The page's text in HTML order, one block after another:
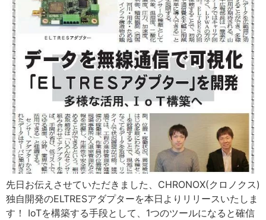
先日お伝えさせていただきました、CHRONOX(クロノクス)
独自開発のELTRESアダプターを本日よりリリースいたしま
す！ IoTを構築する手段として、1つのツールになると確信